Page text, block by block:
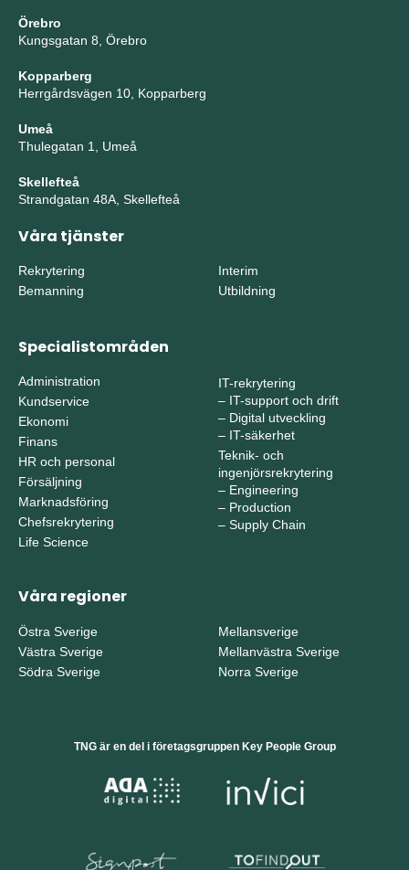
Örebro
Kungsgatan 8, Örebro
Kopparberg
Herrgårdsvägen 10, Kopparberg
Umeå
Thulegatan 1, Umeå
Skellefteå
Strandgatan 48A, Skellefteå
Våra tjänster
Rekrytering
Bemanning
Interim
Utbildning
Specialistområden
Administration
Kundservice
Ekonomi
Finans
HR och personal
Försäljning
Marknadsföring
Chefsrekrytering
Life Science
IT-rekrytering
– IT-support och drift
– Digital utveckling
– IT-säkerhet
Teknik- och
ingenjörsrekrytering
– Engineering
– Production
– Supply Chain
Våra regioner
Östra Sverige
Västra Sverige
Södra Sverige
Mellansverige
Mellanvästra Sverige
Norra Sverige
TNG är en del i företagsgruppen Key People Group